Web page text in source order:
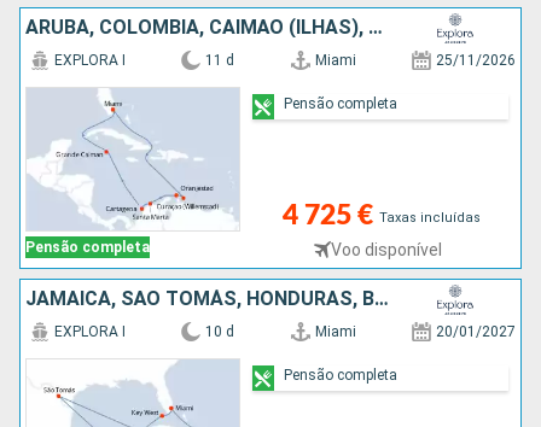
ARUBA, COLÔMBIA, CAIMÃO (ILHAS), ESTADOS UNIDOS
Pensão completa
EXPLORA I 11 d Miami 25/11/2026
4 725 € Taxas incluídas
Voo disponível
Pensão completa
JAMAICA, SÃO TOMÁS, HONDURAS, BELIZE, ESTADOS UNIDOS
EXPLORA I 10 d Miami 20/01/2027
Pensão completa